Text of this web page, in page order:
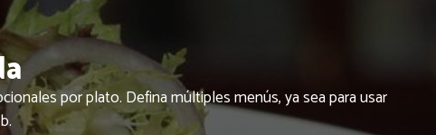
por plato. Defina múltiples menús, ya sea para usar